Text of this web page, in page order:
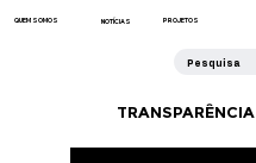
PROJETOS
NOTÍCIAS
QUEM SOMOS
TRANSPARÊNCIA